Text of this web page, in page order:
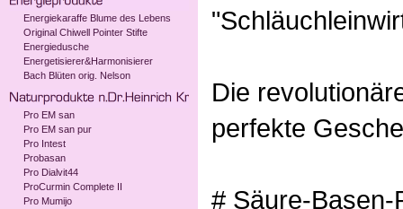
Energiekaraffe Blume des Lebens
Original Chiwell Pointer Stifte
Energiedusche
Energetisierer&Harmonisierer
Bach Blüten orig. Nelson
Pro EM san
Pro EM san pur
Pro Intest
Probasan
Pro Dialvit44
ProCurmin Complete II
Pro Mumijo
Die
perfekte
# Säure-Basen-